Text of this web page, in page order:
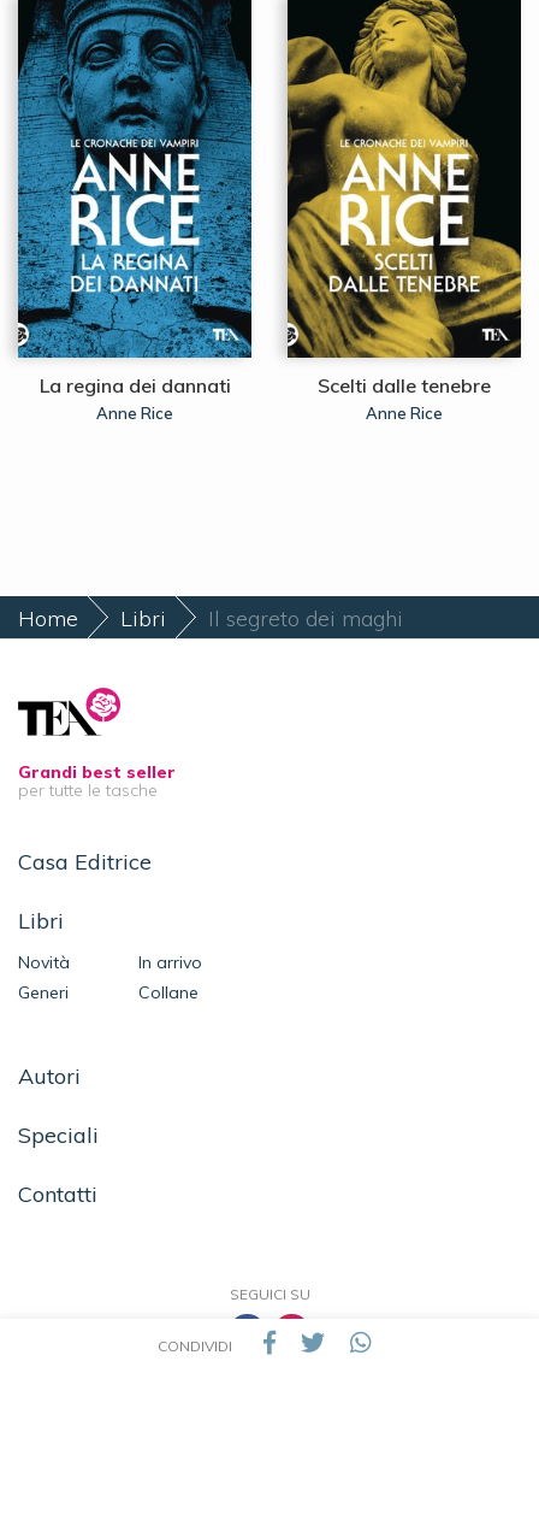
La regina dei dannati
Anne Rice
Scelti dalle tenebre
Anne Rice
CONDIVIDI
Home Libri Il segreto dei maghi
Grandi best seller
per tutte le tasche
Casa Editrice
Libri
Novità
In arrivo
Generi
Collane
Autori
Speciali
Contatti
SEGUICI SU